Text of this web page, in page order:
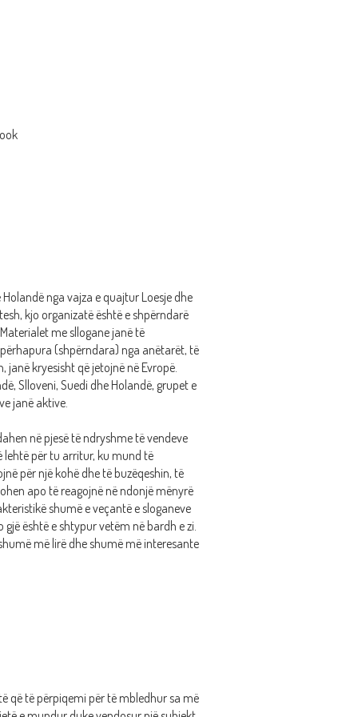
nga vajza e quajtur Loesje dhe
kjo organizatë është e shpërndarë
me sllogane janë të
(shpërndara) nga anëtarët, të
janë kryesisht që jetojnë në Evropë.
Slloveni, Suedi dhe Holandë, grupet e
janë aktive.
në pjesë të ndryshme të vendeve
lehtë për tu arritur, ku mund të
për një kohë dhe të buzëqeshin, të
apo të reagojnë në ndonjë mënyrë
shumë e veçantë e sloganeve
gjë është e shtypur vetëm në bardh e zi.
më lirë dhe shumë më interesante
që të përpiqemi për të mbledhur sa më